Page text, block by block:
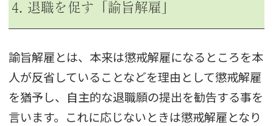
4. 退職を促す「諭旨解雇」
諭旨解雇とは、本来は懲戒解雇になるところを本
人が反省していることなどを理由として懲戒解雇
を猶予し、自主的な退職願の提出を勧告する事を
言います。これに応じないときは懲戒解雇となり